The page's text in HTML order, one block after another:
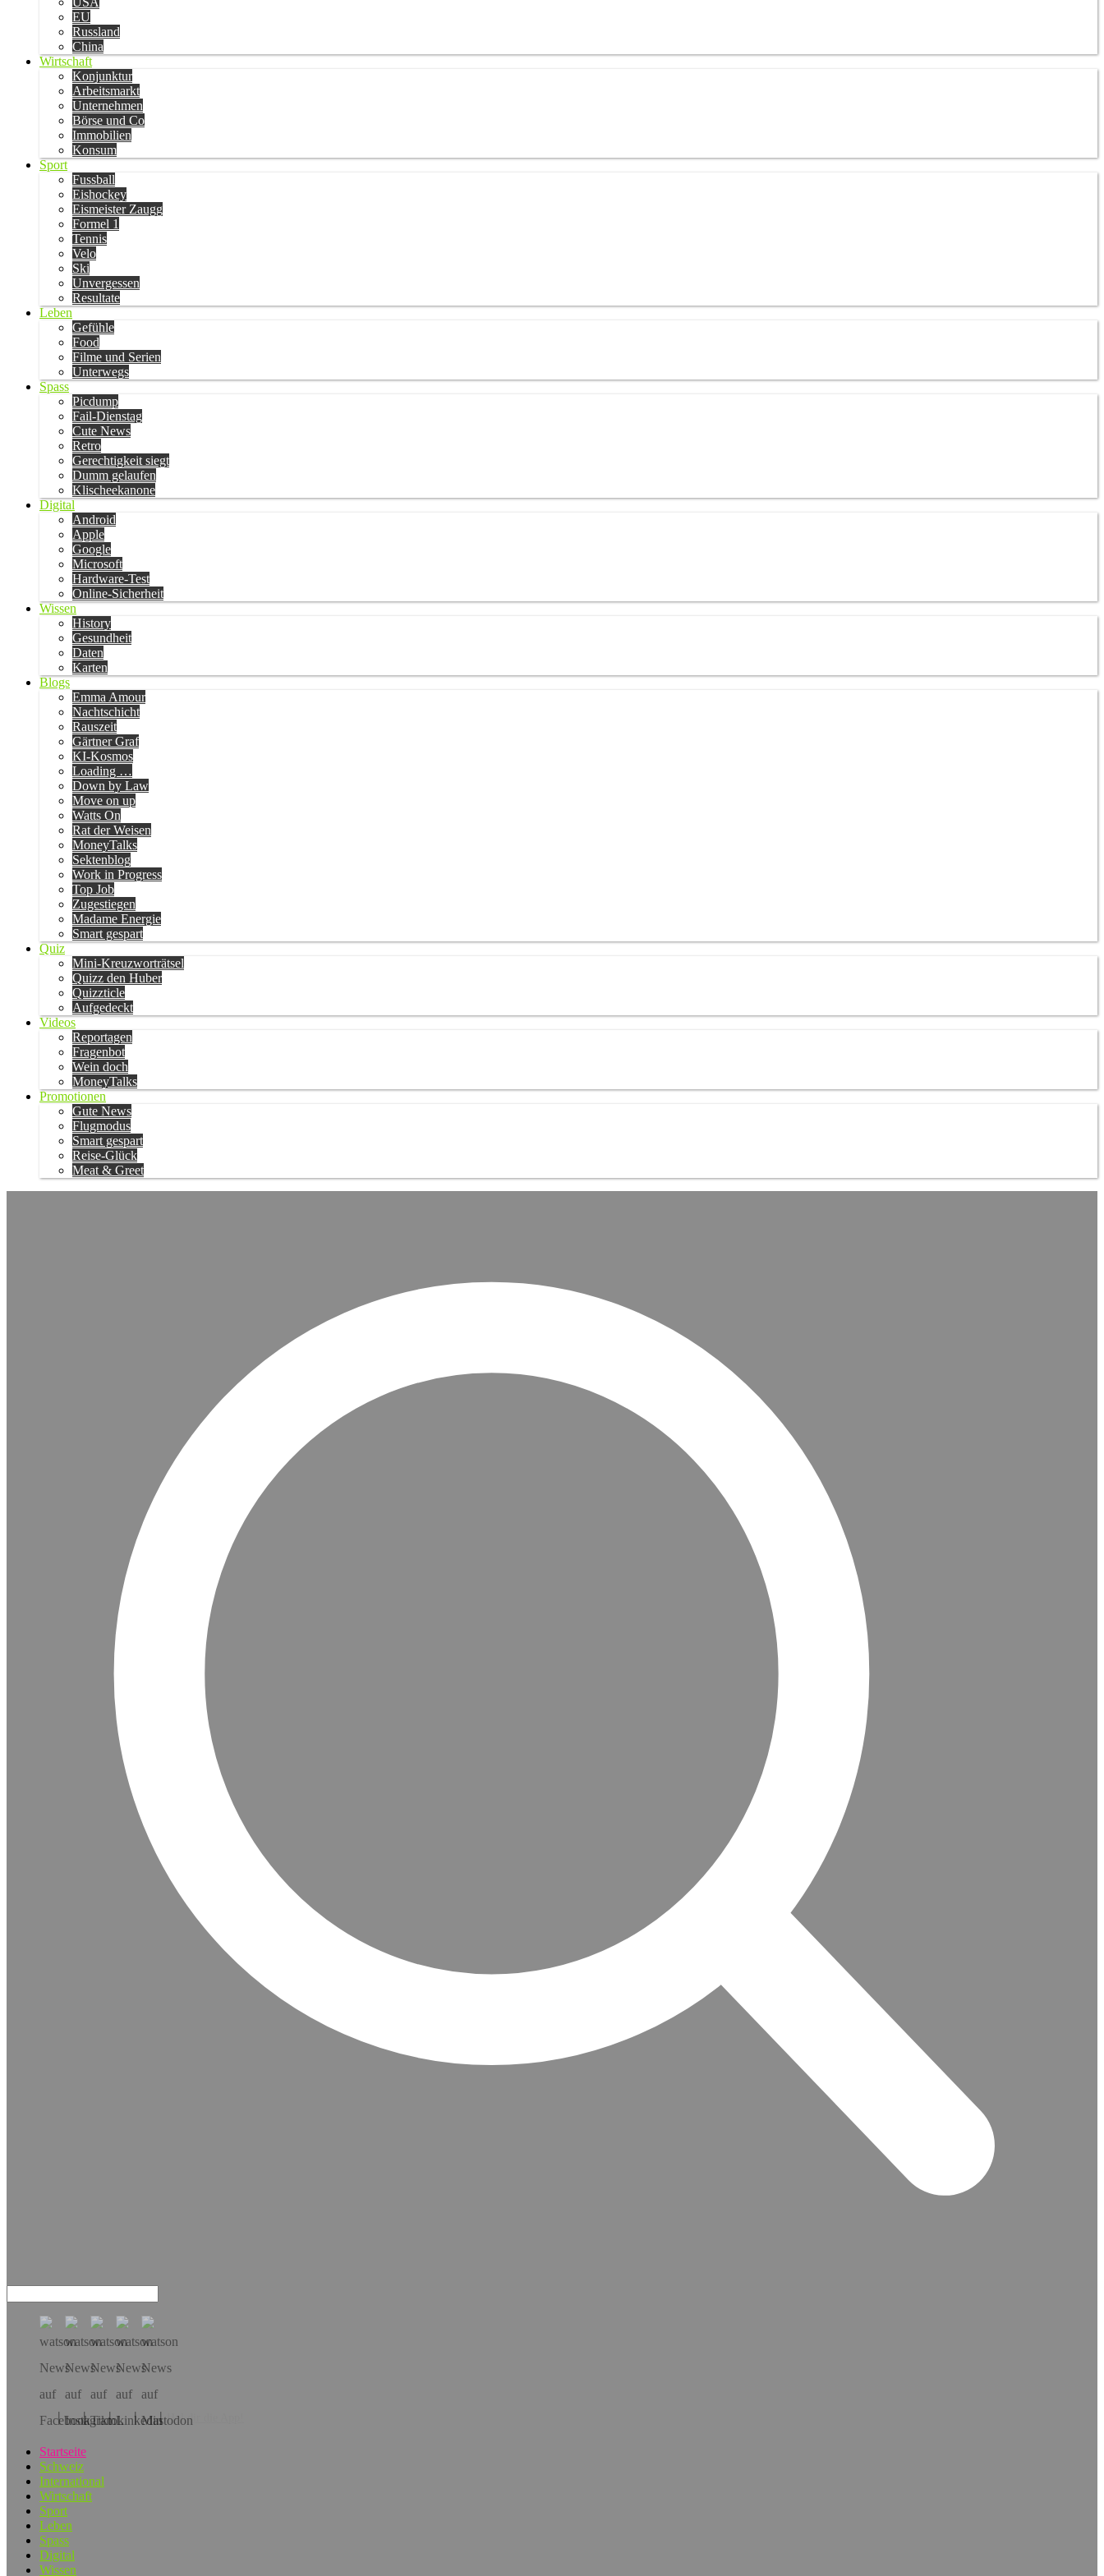
EU
Russland
China
Wirtschaft
Konjunktur
Arbeitsmarkt
Unternehmen
Börse und Co
Immobilien
Konsum
Sport
Fussball
Eishockey
Eismeister Zaugg
Formel 1
Tennis
Velo
Ski
Unvergessen
Resultate
Leben
Gefühle
Food
Filme und Serien
Unterwegs
Spass
Picdump
Fail-Dienstag
Cute News
Retro
Gerechtigkeit siegt
Dumm gelaufen
Klischeekanone
Digital
Android
Apple
Google
Microsoft
Hardware-Test
Online-Sicherheit
Wissen
History
Gesundheit
Daten
Karten
Blogs
Emma Amour
Nachtschicht
Rauszeit
Gärtner Graf
KI-Kosmos
Loading …
Down by Law
Move on up
Watts On
Rat der Weisen
MoneyTalks
Sektenblog
Work in Progress
Top Job
Zugestiegen
Madame Energie
Smart gespart
Quiz
Mini-Kreuzworträtsel
Quizz den Huber
Quizzticle
Aufgedeckt
Videos
Reportagen
Fragenbot
Wein doch
MoneyTalks
Promotionen
Gute News
Flugmodus
Smart gespart
Reise-Glück
Meat & Greet
Hol dir die App!
Startseite
Schweiz
International
Wirtschaft
Sport
Leben
Spass
Digital
Wissen